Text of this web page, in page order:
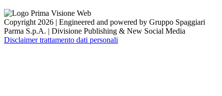
Copyright 2026 | Engineered and powered by Gruppo Spaggiari
Parma S.p.A. | Divisione Publishing & New Social Media
Disclaimer trattamento dati personali